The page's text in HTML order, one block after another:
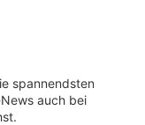
spannendsten
auch bei